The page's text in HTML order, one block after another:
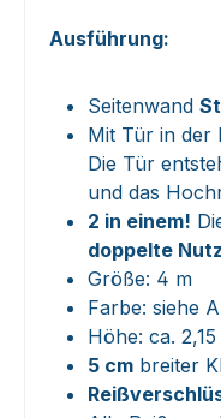
Ausführung:
Seitenwand
Mit Tür in der
Die Tür
und das
2 in einem!
doppelte
Größe: 4 m
Farbe: siehe
Höhe: ca.
5 cm breiter